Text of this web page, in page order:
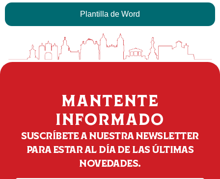
Plantilla de Word
MANTENTE
INFORMADO
SUSCRÍBETE A NUESTRA NEWSLETTER
PARA ESTAR AL DÍA DE LAS ÚLTIMAS
NOVEDADES.